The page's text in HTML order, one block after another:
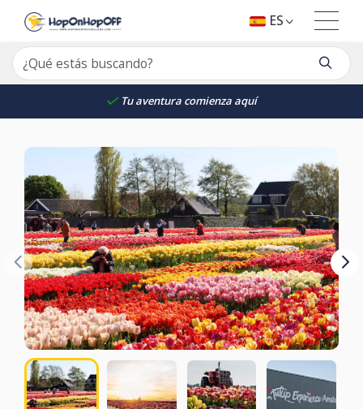
Tu aventura comienza aquí
ES